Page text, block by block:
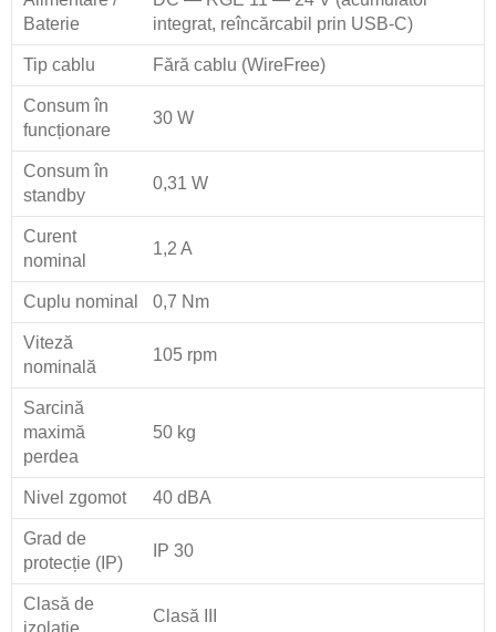
Baterie
integrat, reîncărcabil prin USB-C)
Tip cablu Fără cablu (WireFree)
Consum în
funcționare
30 W
Consum în
standby
0,31 W
Curent
nominal
1,2 A
Cuplu nominal 0,7 Nm
Viteză
nominală
105 rpm
Sarcină
maximă
perdea
50 kg
Nivel zgomot 40 dBA
Grad de
protecție (IP)
IP 30
Clasă de
izolație
Clasă III